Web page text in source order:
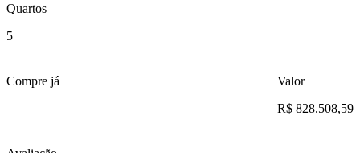
Quartos
5
Compre já
Valor
R$ 828.508,59